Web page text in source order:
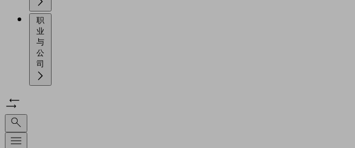
职
业
与
公